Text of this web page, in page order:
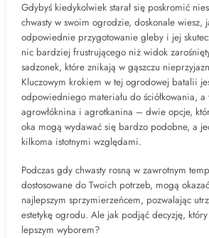
Gdybyś kiedykolwiek starał się poskromić
chwasty w swoim ogrodzie, doskonale wiesz,
odpowiednie przygotowanie gleby i jej
nic bardziej frustrującego niż widok
sadzonek, które znikają w gąszczu
Kluczowym krokiem w tej ogrodowej batalii
odpowiedniego materiału do ściółkowania, a
agrowłóknina i agrotkanina – dwie opcje,
oka mogą wydawać się bardzo podobne, a
kilkoma istotnymi względami.
Podczas gdy chwasty rosną w zawrotnym
dostosowane do Twoich potrzeb, mogą
najlepszym sprzymierzeńcem, pozwalając
estetykę ogrodu. Ale jak podjąć decyzję,
lepszym wyborem?